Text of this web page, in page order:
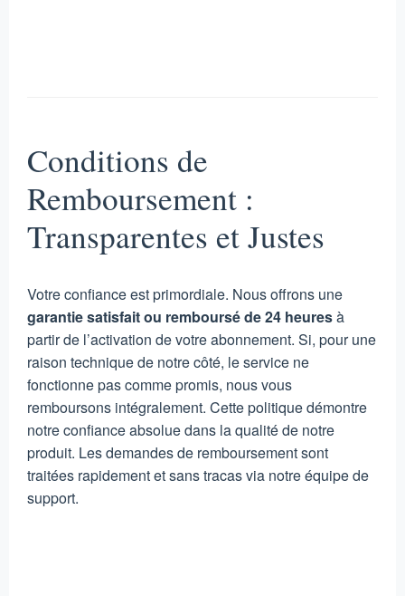
Conditions de
Remboursement :
Transparentes et Justes
Votre confiance est primordiale. Nous offrons une
garantie satisfait ou remboursé de 24 heuresà
partir de l’activation de votre abonnement. Si, pour une
raison technique de notre côté, le service ne
fonctionne pas comme promis, nous vous
remboursons intégralement. Cette politique démontre
notre confiance absolue dans la qualité de notre
produit. Les demandes de remboursement sont
traitées rapidement et sans tracas via notre équipe de
support.